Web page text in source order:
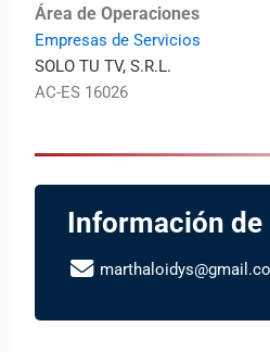
Área de Operaciones
Empresas de Servicios
SOLO TU TV, S.R.L.
AC-ES 16026
Información de